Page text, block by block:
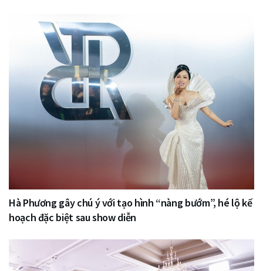
Hà Phương gây chú ý với tạo hình “nàng bướm”, hé lộ kế
hoạch đặc biệt sau show diễn